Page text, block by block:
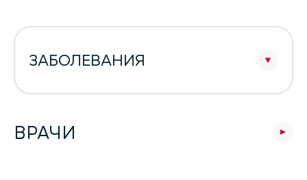
ЗАБОЛЕВАНИЯ
ВРАЧИ